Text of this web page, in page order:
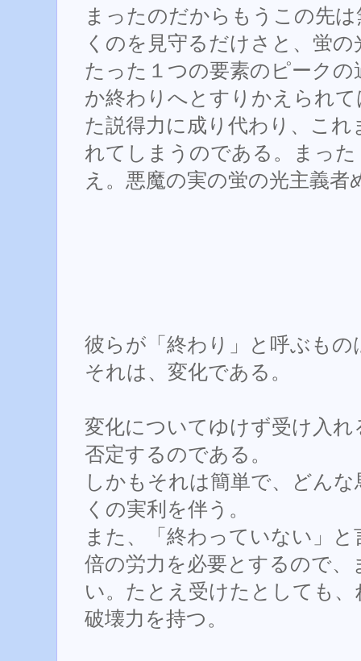
まったのだからもうこの先
くのを見守るだけさと、蛍
たった１つの要素のピーク
か終わりへとすりかえられ
た説得力に成り代わり、こ
れてしまうのである。まっ
え。悪魔の実の蛍の光主義者
彼らが「終わり」と呼ぶもの
それは、変化である。
変化についてゆけず受け入
否定するのである。
しかもそれは簡単で、どん
くの実利を伴う。
また、「終わっていない」
倍の労力を必要とするので
い。たとえ受けたとしても
破壊力を持つ。